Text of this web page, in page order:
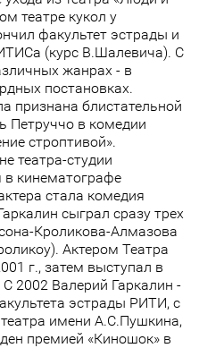
театре кукол у
факультет эстрады и
(курс В.Шалевича). С
жанрах - в
постановках.
признана блистательной
Петруччо в комедии
строптивой».
театра-студии
в кинематографе
стала комедия
сыграл сразу трех
Кроликова-Алмазова
Актером Театра
г., затем выступал в
2002 Валерий Гаркалин -
эстрады РИТИ, с
имени А.С.Пушкина,
премией «Киношок» в